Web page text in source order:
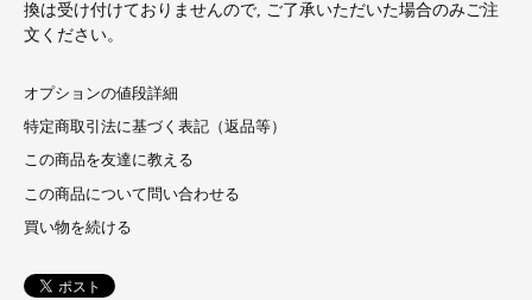
換は受け付けておりませんので, ご了承いただいた場合のみご注
文ください。
オプションの値段詳細
特定商取引法に基づく表記（返品等）
この商品を友達に教える
この商品について問い合わせる
買い物を続ける